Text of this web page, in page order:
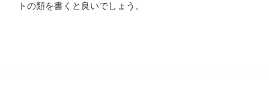
トの類を書くと良いでしょう。